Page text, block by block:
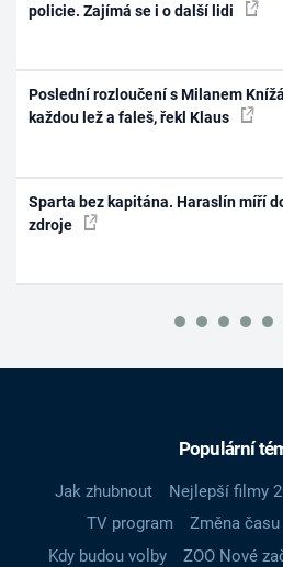
policie. Zajímá se i o další lidi
Poslední rozloučení s Milanem
každou lež a faleš, řekl Klaus
Sparta bez kapitána. Haraslín míří
zdroje
Populární
Jak zhubnout Nejlepší filmy
TV program
Změna času
Kdy budou volby
ZOO Nové